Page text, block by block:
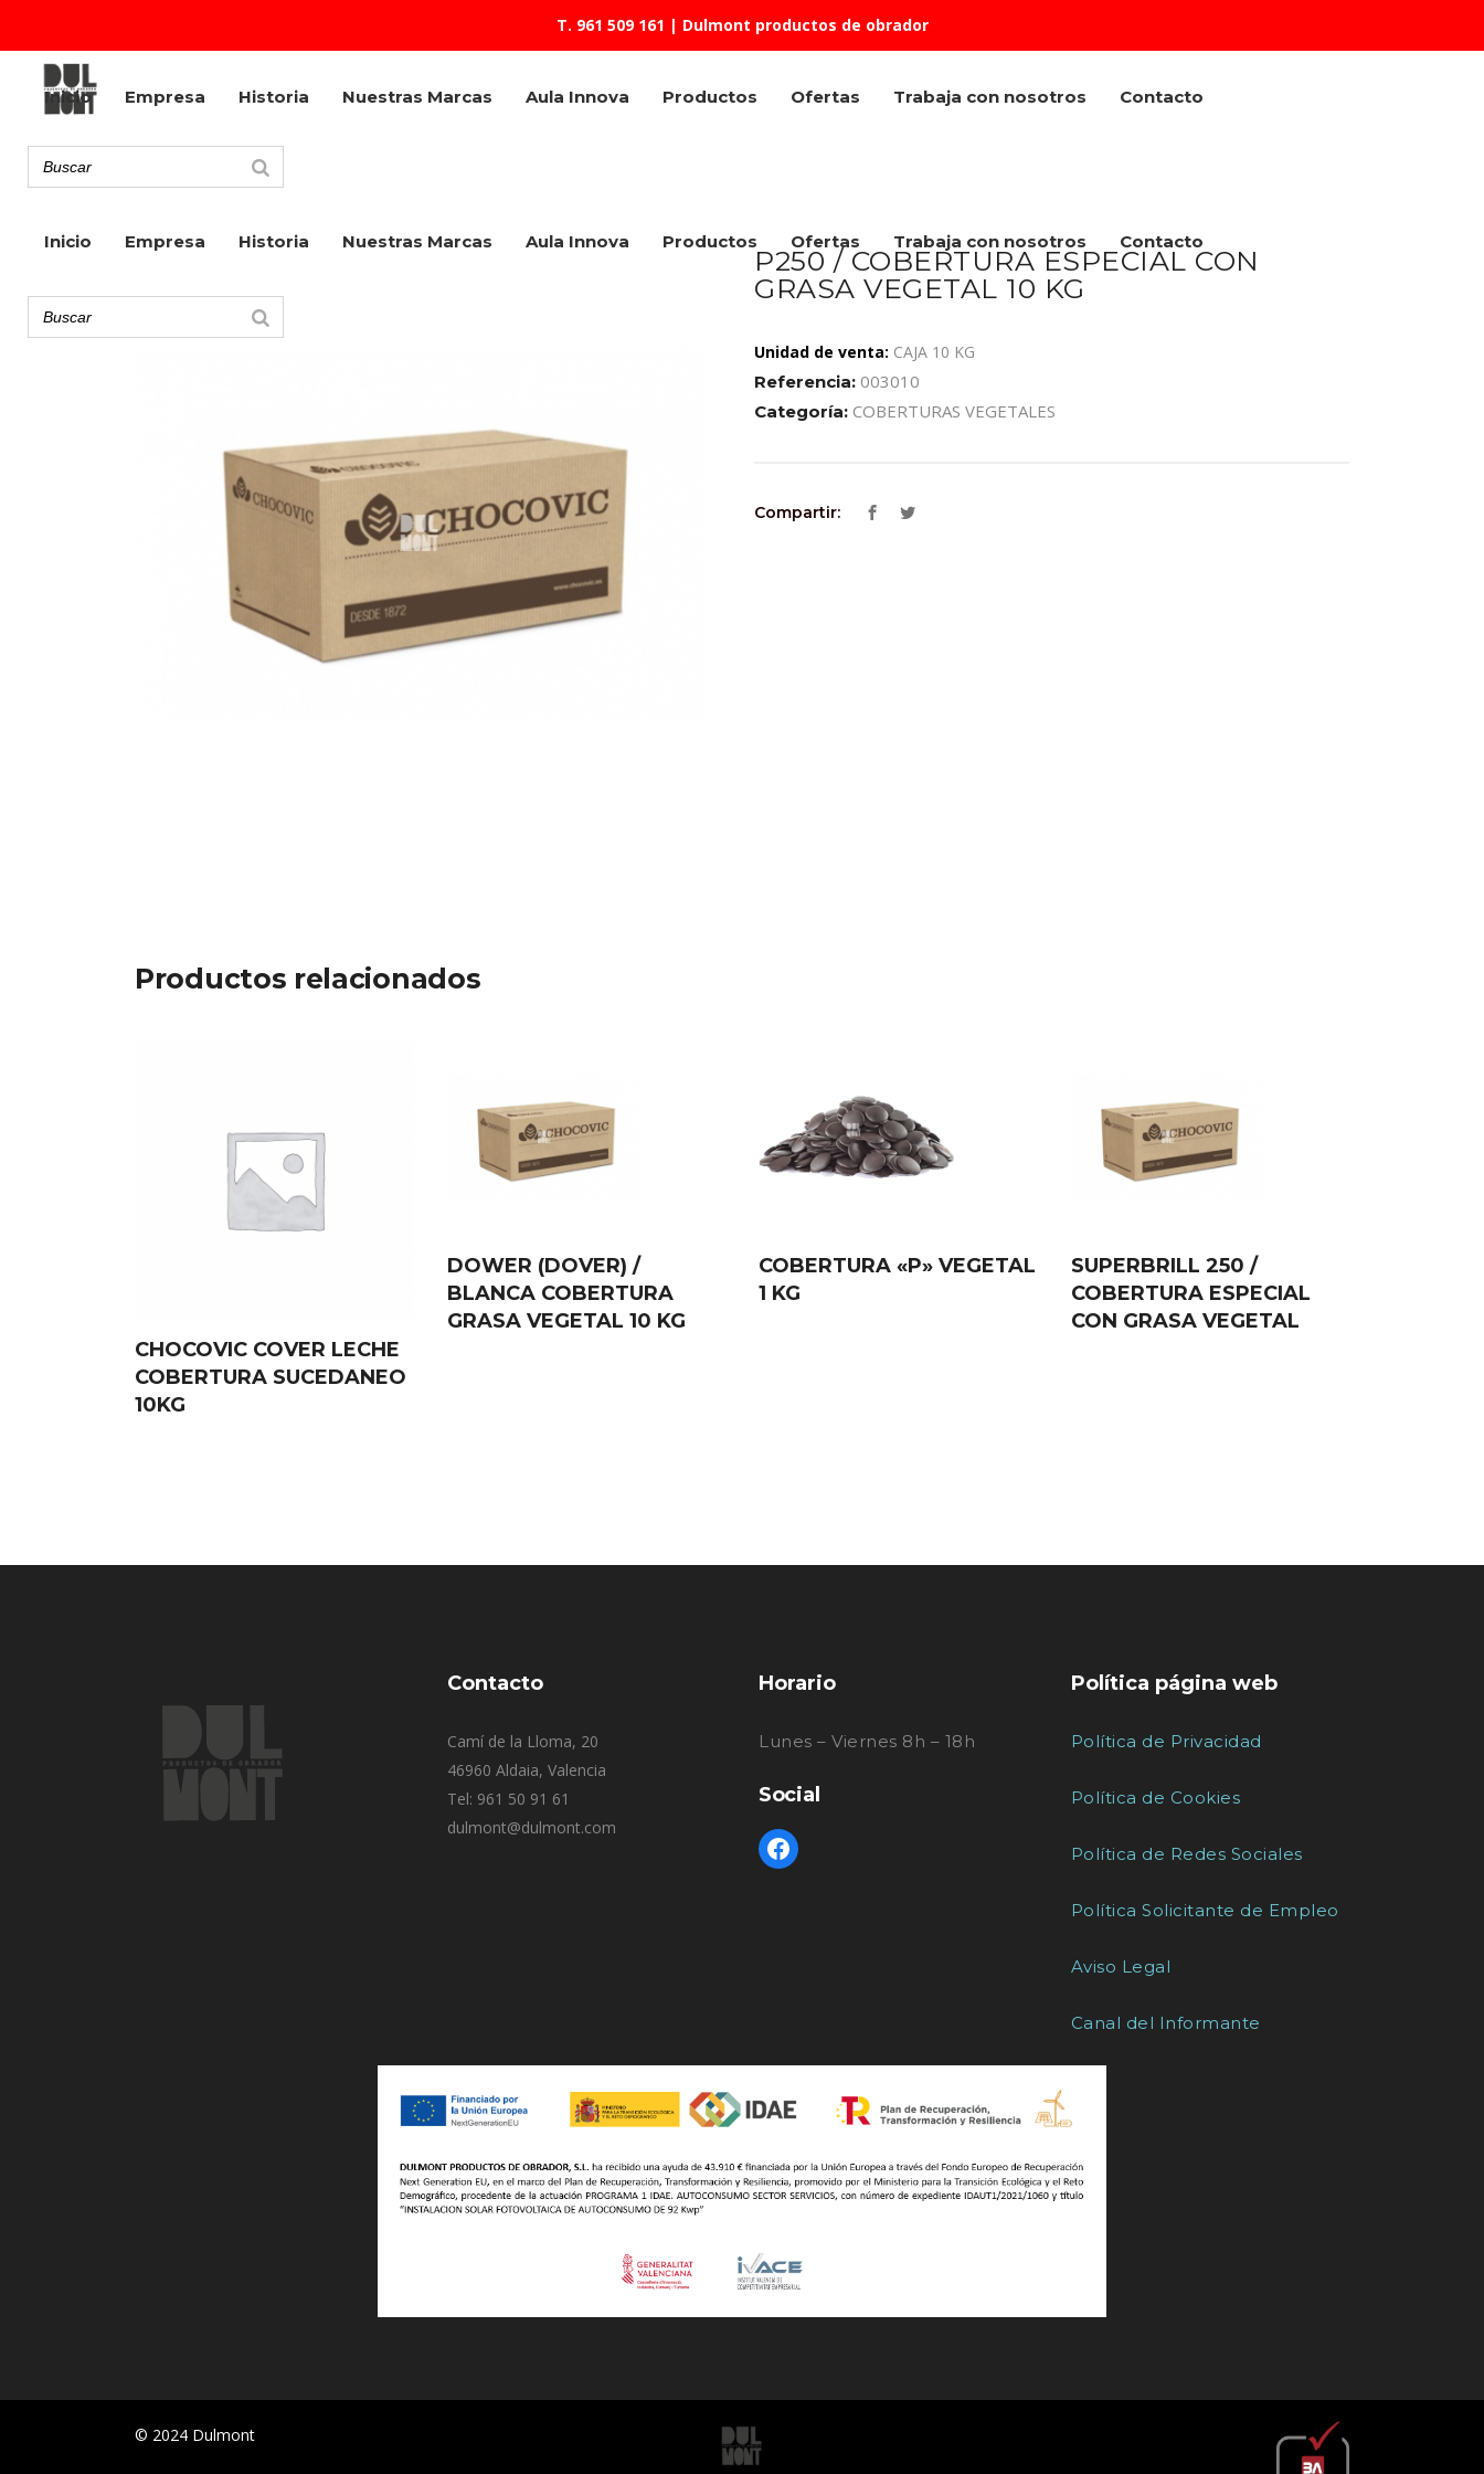
T. 961 509 161 | Dulmont productos de obrador
Inicio Empresa Historia Nuestras Marcas Aula Innova Productos Ofertas Trabaja con nosotros Contacto
Inicio Empresa Historia Nuestras Marcas Aula Innova Productos Ofertas Trabaja con nosotros Contacto
P250 / COBERTURA ESPECIAL CON
GRASA VEGETAL 10 KG
Unidad de venta: CAJA 10 KG
Referencia: 003010
Categoría: COBERTURAS VEGETALES
Compartir:
Productos relacionados
CHOCOVIC COVER LECHE
COBERTURA SUCEDANEO
10KG
DOWER (DOVER) /
BLANCA COBERTURA
GRASA VEGETAL 10 KG
COBERTURA «P» VEGETAL
1 KG
SUPERBRILL 250 /
COBERTURA ESPECIAL
CON GRASA VEGETAL
Contacto
Camí de la Lloma, 20
46960 Aldaia, Valencia
Tel: 961 50 91 61
dulmont@dulmont.com
Horario
Lunes – Viernes 8h – 18h
Social
Política página web
Política de Privacidad
Política de Cookies
Política de Redes Sociales
Política Solicitante de Empleo
Aviso Legal
Canal del Informante
© 2024 Dulmont